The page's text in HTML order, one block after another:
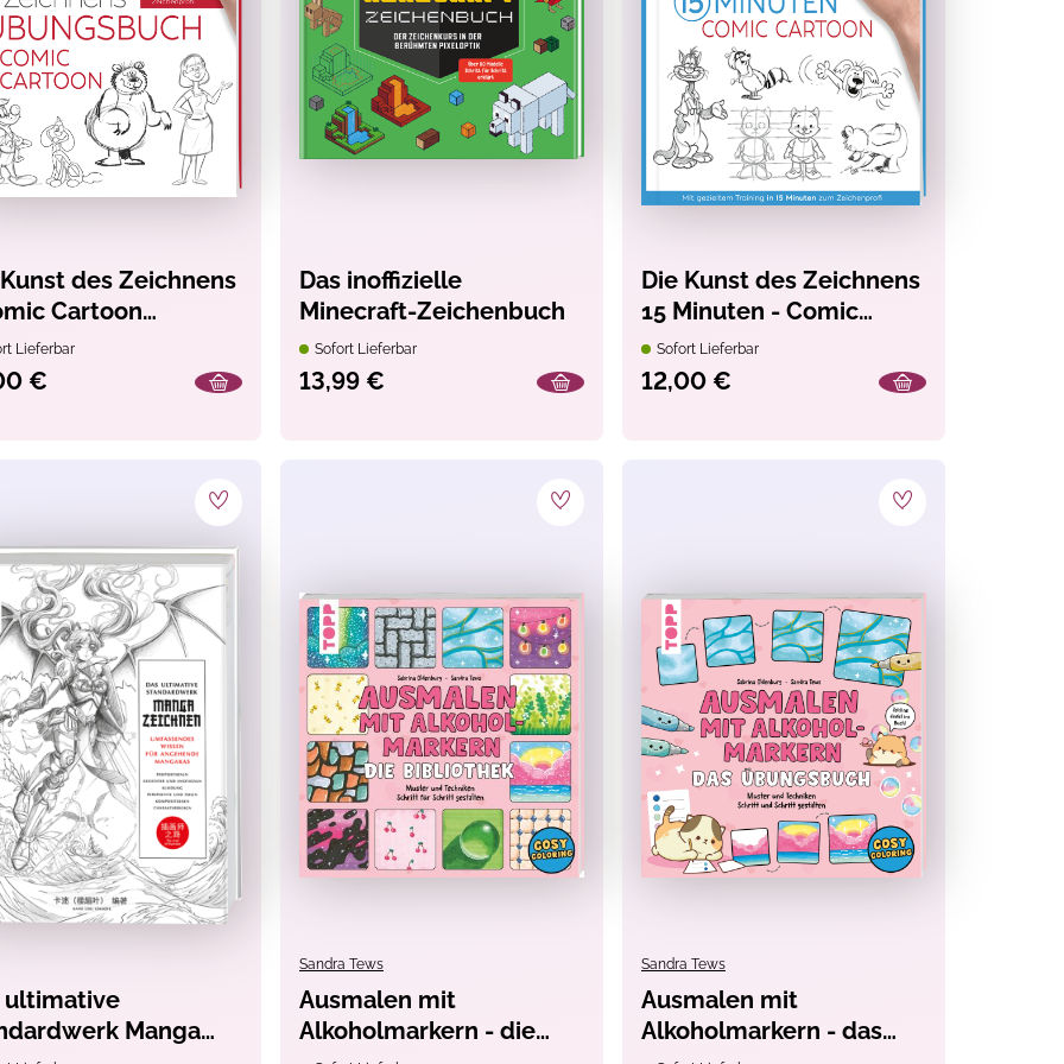
des Zeichnens
Cartoon
Lieferbar
€
Das inoffizielle
Minecraft-Zeichenbuch
Sofort Lieferbar
13,99 €
Die Kunst des Zeichnens
15 Minuten - Comic
Cartoon
Sofort Lieferbar
12,00 €
ultimative
Manga
Sandra Tews
Ausmalen mit
Alkoholmarkern - die
Sandra Tews
Ausmalen mit
Alkoholmarkern - das